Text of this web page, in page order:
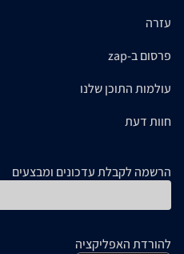
עזרה
פרסום ב-zap
עולמות התוכן שלנו
חוות דעת
הרשמה לקבלת עדכונים ומבצעים
להורדת האפליקציה